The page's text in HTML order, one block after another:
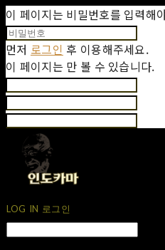
이 페이지는 비밀번호를 입력해
먼저 로그인 후 이용해주세요.
이 페이지는 만 볼 수 있습니다.
LOG IN 로그인